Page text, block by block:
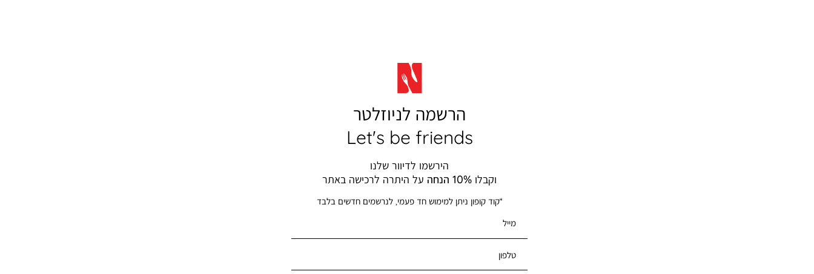
הרשמה לניוזלטר
Let's be friends
הירשמו לדיוור שלנו
וקבלו 10% הנחה על היתרה לרכישה באתר
*קוד קופון ניתן למימוש חד פעמי, לנרשמים חדשים בלבד
מייל
טלפון